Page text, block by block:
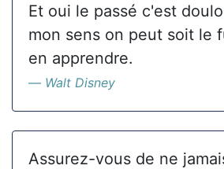
Et oui le passé c'est
mon sens on peut soit le
en apprendre.
Walt Disney
Assurez-vous de ne